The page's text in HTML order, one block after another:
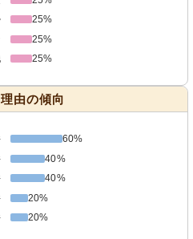
25%
25%
25%
由の傾向
60%
40%
40%
20%
20%